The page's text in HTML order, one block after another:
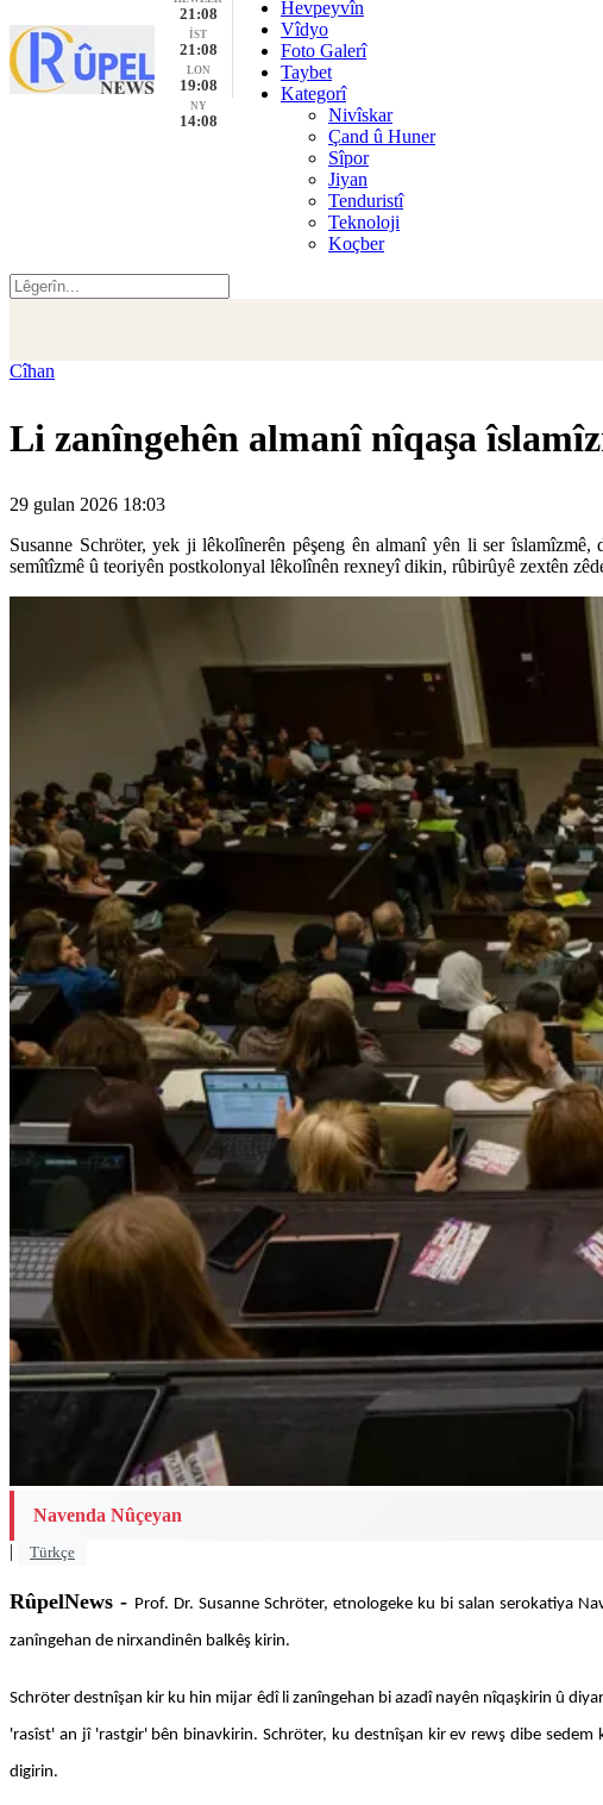
21:08
İST
21:08
LON
19:08
NY
14:08
Hevpeyvîn
Vîdyo
Foto Galerî
Taybet
Kategorî
Nivîskar
Çand û Huner
Sîpor
Jiyan
Tenduristî
Teknoloji
Koçber
Cîhan
Li zanîngehên almanî nîqaşa
29 gulan 2026 18:03
Susanne Schröter, yek ji lêkolînerên pêşeng ên almanî yên li ser
semîtîzmê û teoriyên postkolonyal lêkolînên rexneyî dikin, rûbirûyê zextên
Navenda Nûçeyan
|
Türkçe
RûpelNews - Prof. Dr. Susanne Schröter, etnologeke ku bi salan serokatiya
zanîngehan de nirxandinên balkêş kirin.
Schröter destnîşan kir ku hin mijar êdî li zanîngehan bi azadî nayên nîqaşkirin û
'rasîst' an jî 'rastgir' bên binavkirin. Schröter, ku destnîşan kir ev rewş dibe
digirin.